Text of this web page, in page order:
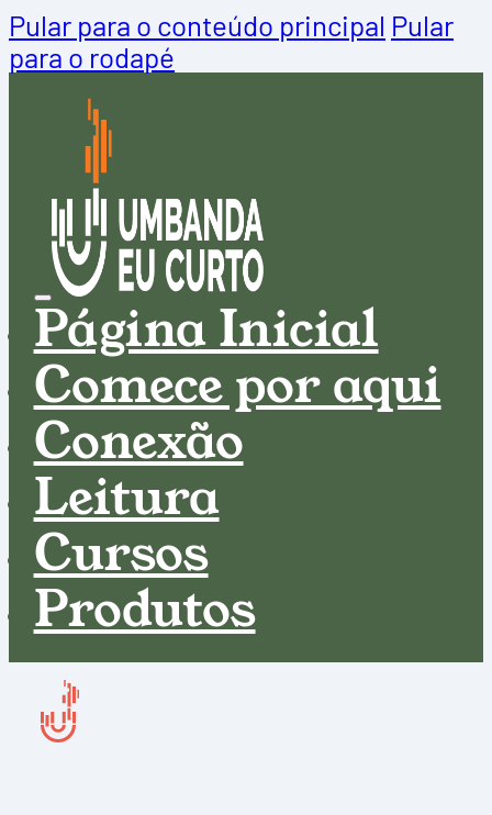
Pular para o conteúdo principal Pular
para o rodapé
Página Inicial
Comece por aqui
Conexão
Leitura
Cursos
Produtos